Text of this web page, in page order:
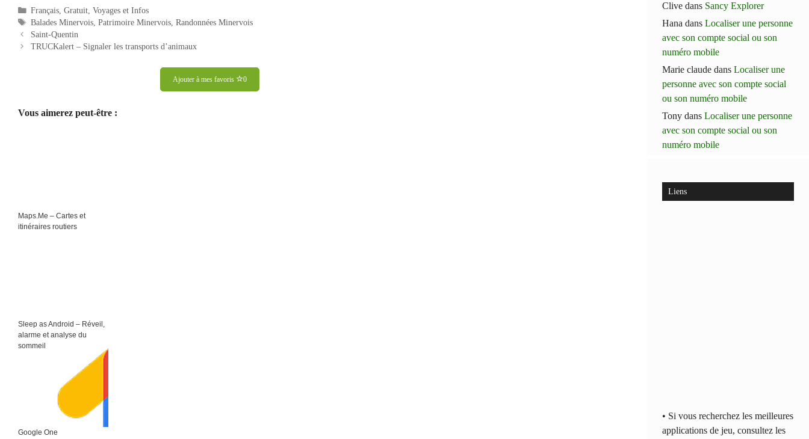
Catégories
Français,Gratuit,Voyages et Infos
Étiquettes
Balades Minervois,Patrimoire Minervois,Randonnées Minervois
Navigation
des
Saint-Quentin
TRUCKalert – Signaler les transports d’animaux
Ajouter à mes favoris 0
Vous aimerez peut-être :
Maps.Me – Cartes et
itinéraires routiers
Sleep as Android – Réveil,
alarme et analyse du
sommeil
Google One
Clive dans Sancy Explorer
Hana dansLocaliser une personne
avec son compte social ou son
numéro mobile
Marie claude dansLocaliser une
personne avec son compte social
ou son numéro mobile
Tony dansLocaliser une personne
avec son compte social ou son
numéro mobile
Liens
• Si vous recherchez les meilleures
applications de jeu, consultez les